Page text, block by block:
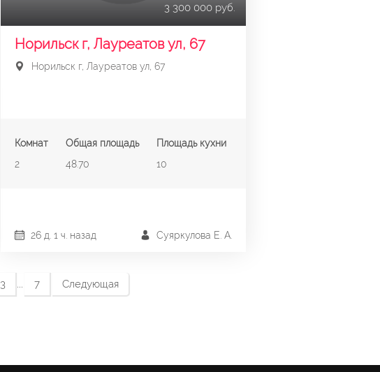
3 300 000 руб.
Норильск г, Лауреатов ул, 67
Норильск г, Лауреатов ул, 67
Комнат
2
Общая площадь
48.70
Площадь кухни
10
Суяркулова Е. А.
26 д. 1 ч. назад
3 ... 7 Следующая